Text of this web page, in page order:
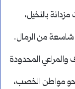
بالنخيل،
شاسعة من الرمال.
والمراعي المحدودة
مواطن الخصب،